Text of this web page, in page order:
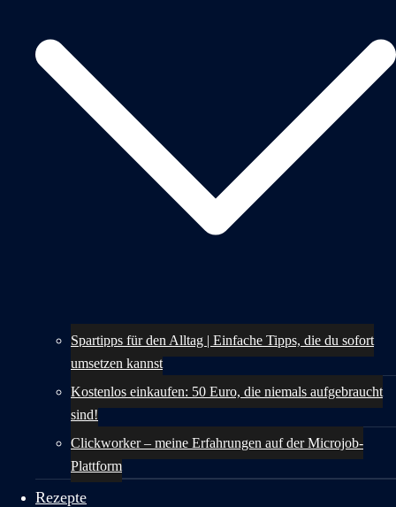
Spartipps für den Alltag | Einfache Tipps, die du sofort
umsetzen kannst
Kostenlos einkaufen: 50 Euro, die niemals aufgebraucht
sind!
Clickworker – meine Erfahrungen auf der Microjob-
Plattform
Rezepte